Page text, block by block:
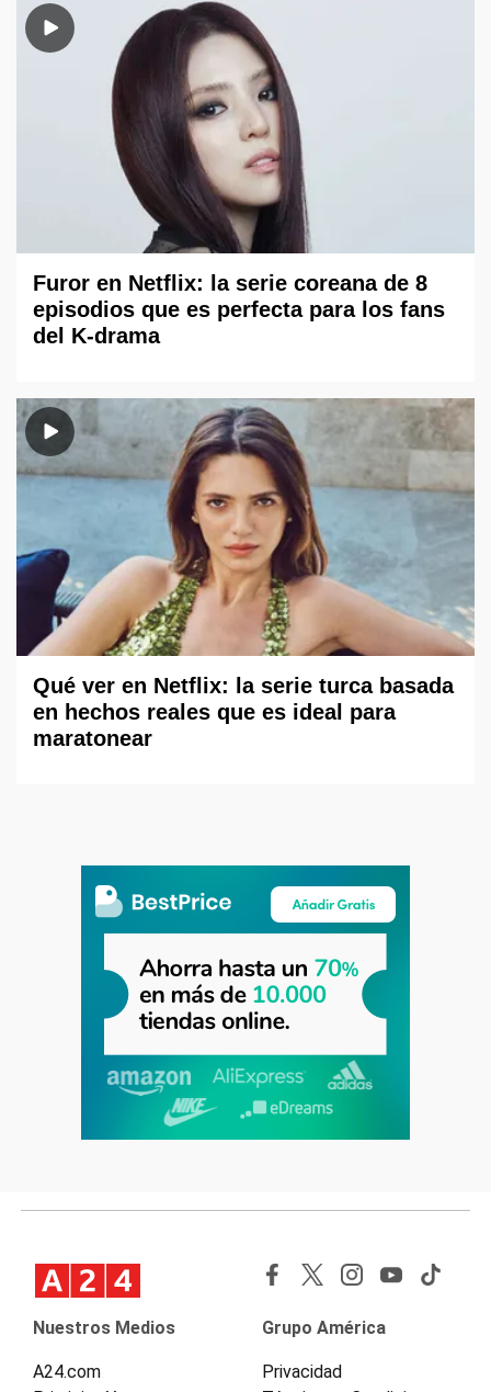
Furor en Netflix: la serie coreana de 8
episodios que es perfecta para los fans
del K-drama
Qué ver en Netflix: la serie turca basada
en hechos reales que es ideal para
maratonear
Nuestros Medios
A24.com
Grupo América
Privacidad